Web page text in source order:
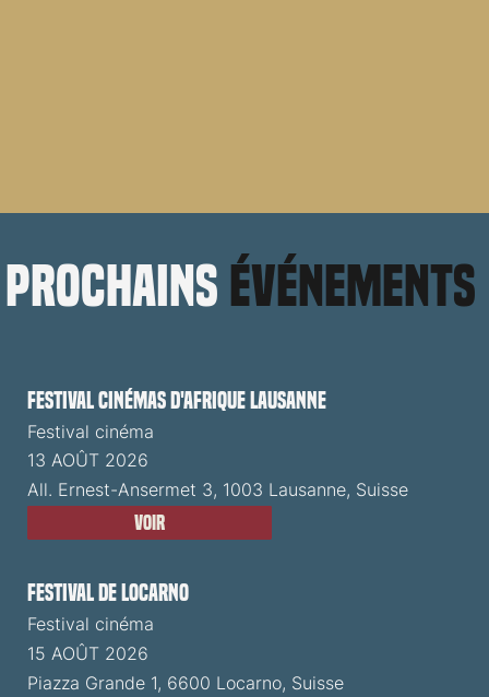
prochains événements
Festival cinémas d'Afrique Lausanne
Festival cinéma
13 AOÛT 2026
All. Ernest-Ansermet 3, 1003 Lausanne, Suisse
Voir
Festival de Locarno
Festival cinéma
15 AOÛT 2026
Piazza Grande 1, 6600 Locarno, Suisse